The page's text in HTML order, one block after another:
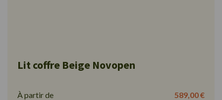
Lit coffre Beige Novopen
À partir de 589,00 €